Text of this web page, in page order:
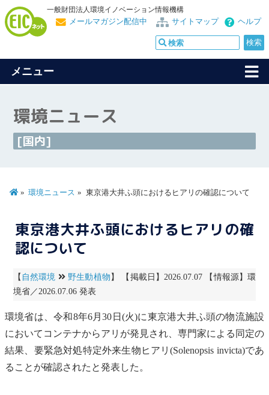
一般財団法人環境イノベーション情報機構
ヘルプ
サイトマップ
メールマガジン配信中
メニュー
環境ニュース
[国内]
環境ニュース 東京港大井ふ頭におけるヒアリの確認について
東京港大井ふ頭におけるヒアリの確
認について
【 自然環境 野生動植物 】 【掲載日】2026.07.07 【情報源】環
境省／2026.07.06 発表
環境省は、令和8年6月30日(火)に東京港大井ふ頭の物流施設
においてコンテナからアリが発見され、専門家による 同定の
結果、 要緊急対処特定外来生物 ヒアリ(Solenopsis invicta)であ
ることが確認されたと発表した。